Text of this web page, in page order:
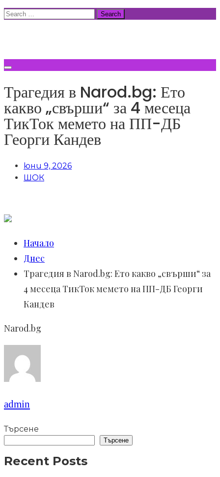
Skip
Search
Трагедия в Narod.bg: Ето
какво „свърши“ за 4 месеца
ТикТок мемето на ПП-ДБ
Георги Кандев
юни 9, 2026
ШОК
Начало
Днес
Трагедия в Narod.bg: Ето какво „свърши“ за
4 месеца ТикТок мемето на ПП-ДБ Георги
Кандев
Narod.bg
admin
Търсене
Търсене
Recent Posts